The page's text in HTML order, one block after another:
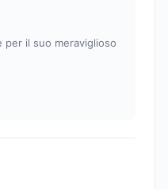
per il suo meraviglioso